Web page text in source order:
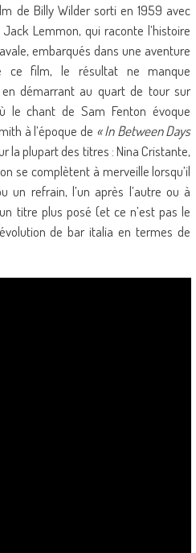
de Billy Wilder sorti en 1959 avec
Lemmon, qui raconte l’histoire
embarqués dans une aventure
ce film, le résultat ne manque
démarrant au quart de tour sur
le chant de Sam Fenton évoque
à l’époque de « In Between Days
la plupart des titres : Nina Cristante,
se complètent à merveille lorsqu’il
un refrain, l’un après l’autre ou à
titre plus posé (et ce n’est pas le
de bar italia en termes de